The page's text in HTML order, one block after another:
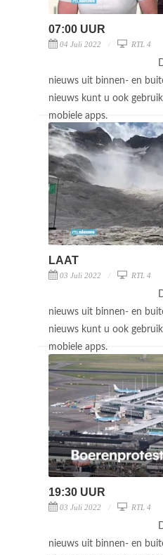
07:00 UUR
04 Juli 2022 RTL 4
nieuws uit binnen- en
nieuws kunt u ook
mobiele apps.
LAAT
03 Juli 2022 RTL 4
nieuws uit binnen- en
nieuws kunt u ook
mobiele apps.
19:30 UUR
03 Juli 2022 RTL 4
nieuws uit binnen- en